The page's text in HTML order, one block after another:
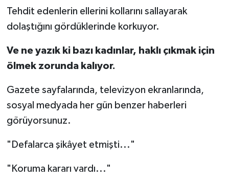
Tehdit edenlerin ellerini kollarını sallayarak
dolaştığını gördüklerinde korkuyor.
Ve ne yazık ki bazı kadınlar, haklı çıkmak için
ölmek zorunda kalıyor.
Gazete sayfalarında, televizyon ekranlarında,
sosyal medyada her gün benzer haberleri
görüyorsunuz.
"Defalarca şikâyet etmişti..."
"Koruma kararı vardı..."